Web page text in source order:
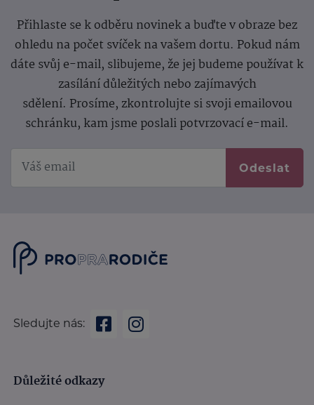
Přihlaste se k odběru novinek a buďte v obraze bez
ohledu na počet svíček na vašem dortu. Pokud nám
dáte svůj e-mail, slibujeme, že jej budeme používat k
zasílání důležitých nebo zajímavých
sdělení. Prosíme, zkontrolujte si svoji emailovou
schránku, kam jsme poslali potvrzovací e-mail.
Odeslat
Sledujte nás:
Důležité odkazy